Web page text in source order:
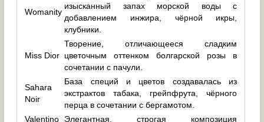
Womanity
изысканный запах морской воды с
добавлением инжира, чёрной икры,
клубники.
Miss Dior
Творение, отличающееся сладким
цветочным оттенком болгарской розы в
сочетании с пачули.
Sahara
Noir
База специй и цветов создавалась из
экстрактов табака, грейпфрута, чёрного
перца в сочетании с бергамотом.
Valentino
Элегантная, строгая композиция